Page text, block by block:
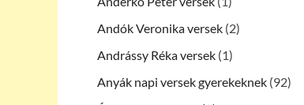
Andók Veronika versek (2)
Andrássy Réka versek (1)
Anyák napi versek gyerekeknek (92)